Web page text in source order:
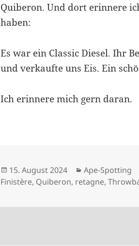
Quiberon. Und dort erinnere
haben:
Es war ein Classic Diesel. Ihr
und verkaufte uns Eis. Ein
Ich erinnere mich gern daran.
Veröffentlicht
am
15. August 2024 Kategorien
Ape-Spotting
Finistère, Quiberon, retagne,